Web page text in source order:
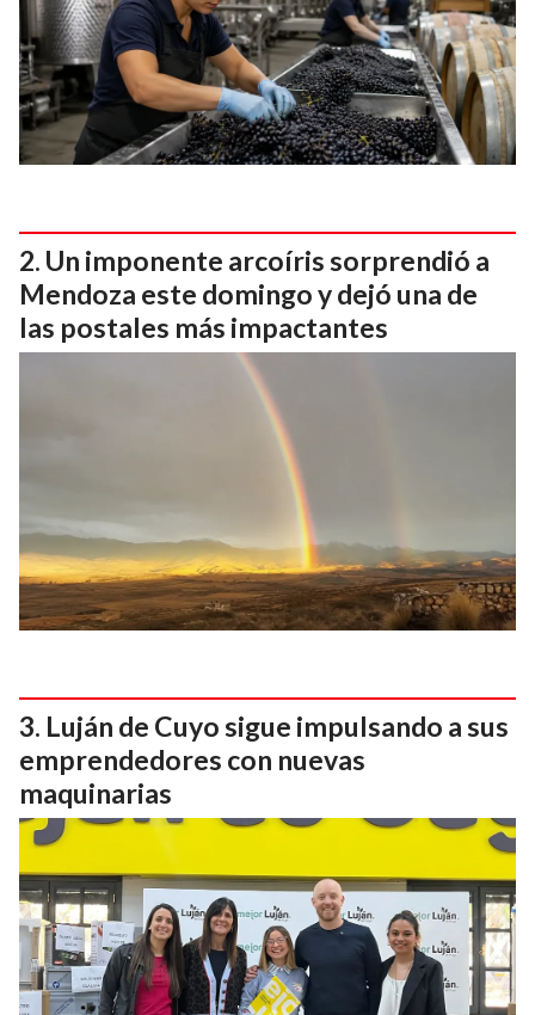
Un imponente arcoíris sorprendió a
Mendoza este domingo y dejó una de
las postales más impactantes
Luján de Cuyo sigue impulsando a sus
emprendedores con nuevas
maquinarias